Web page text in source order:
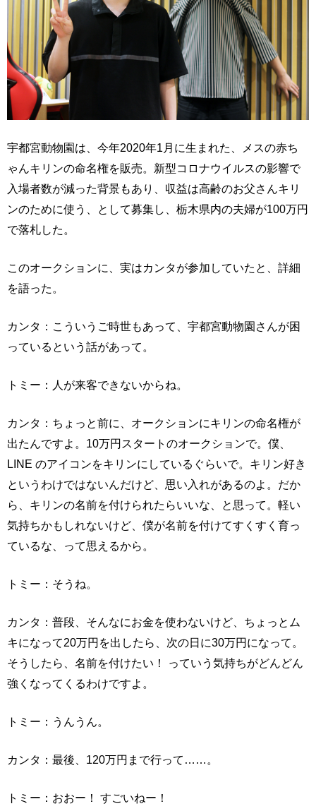
宇都宮動物園は、今年2020年1月に生まれた、メスの赤ち
ゃんキリンの命名権を販売。新型コロナウイルスの影響で
入場者数が減った背景もあり、収益は高齢のお父さんキリ
ンのために使う、として募集し、栃木県内の夫婦が100万円
で落札した。
このオークションに、実はカンタが参加していたと、詳細
を語った。
カンタ：こういうご時世もあって、宇都宮動物園さんが困
っているという話があって。
トミー：人が来客できないからね。
カンタ：ちょっと前に、オークションにキリンの命名権が
出たんですよ。10万円スタートのオークションで。僕、
LINE のアイコンをキリンにしているぐらいで。キリン好き
というわけではないんだけど、思い入れがあるのよ。だか
ら、キリンの名前を付けられたらいいな、と思って。軽い
気持ちかもしれないけど、僕が名前を付けてすくすく育っ
ているな、って思えるから。
トミー：そうね。
カンタ：普段、そんなにお金を使わないけど、ちょっとム
キになって20万円を出したら、次の日に30万円になって。
そうしたら、名前を付けたい！ っていう気持ちがどんどん
強くなってくるわけですよ。
トミー：うんうん。
カンタ：最後、120万円まで行って……。
トミー：おおー！ すごいねー！